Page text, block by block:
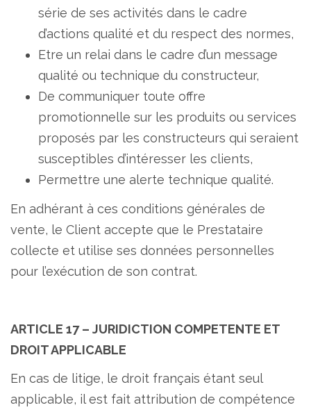
série de ses activités dans le cadre
d’actions qualité et du respect des normes,
Etre un relai dans le cadre d’un message
qualité ou technique du constructeur,
De communiquer toute offre
promotionnelle sur les produits ou services
proposés par les constructeurs qui seraient
susceptibles d’intéresser les clients,
Permettre une alerte technique qualité.
En adhérant à ces conditions générales de
vente, le Client accepte que le Prestataire
collecte et utilise ses données personnelles
pour l’exécution de son contrat.
ARTICLE 17 – JURIDICTION COMPETENTE ET
DROIT APPLICABLE
En cas de litige, le droit français étant seul
applicable, il est fait attribution de compétence